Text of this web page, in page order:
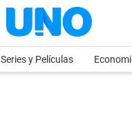
Series y Películas